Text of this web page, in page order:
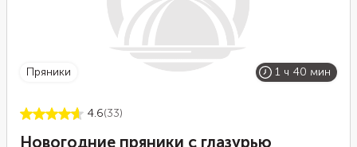
пряники 1 ч 40 мин
4.6(33)
Новогодние пряники с глазурью